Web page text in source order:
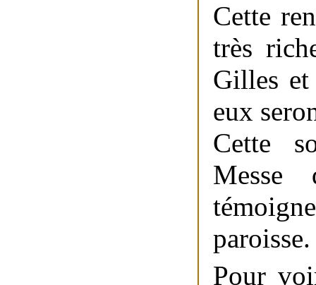
Cette
très
Gilles et
eux
Cette
Messe
paroisse.
Pour